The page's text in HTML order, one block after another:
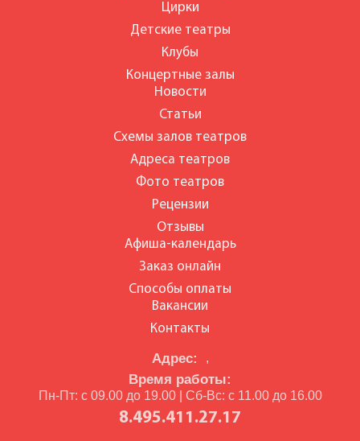
Адрес: ,
Время работы:
Пн-Пт: с 09.00 до 19.00 | Сб-Вс: с 11.00 до 16.00
8.495.411.27.17
Цирки
Детские театры
Клубы
Концертные залы
Новости
Статьи
Схемы залов театров
Адреса театров
Фото театров
Рецензии
Отзывы
Афиша-календарь
Заказ онлайн
Способы оплаты
Вакансии
Контакты